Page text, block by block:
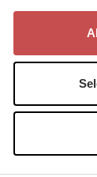
Privacy•